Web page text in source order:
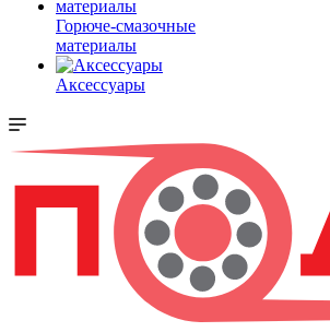
Горюче-смазочные
материалы
Аксессуары